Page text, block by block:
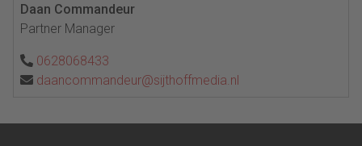
Daan Commandeur
Partner Manager
0628068433
daancommandeur@sijthoffmedia.nl